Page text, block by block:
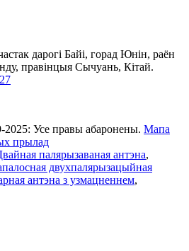
дарогі Байі, горад Юнін, раён
правінцыя Сычуань, Кітай.
2025: Усе правы абаронены. Мапа
прылад
палярызаваная антэна,
двухпалярызацыйная
антэна з узмацненнем,